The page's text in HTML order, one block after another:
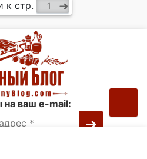
к стр.
на ваш e-mail: